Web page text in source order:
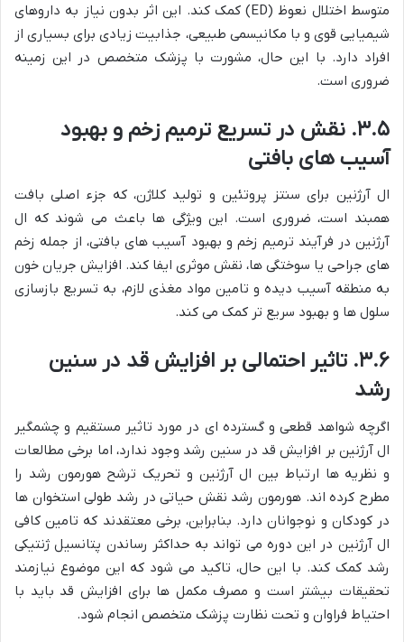
متوسط اختلال نعوظ (ED) کمک کند. این اثر بدون نیاز به داروهای
شیمیایی قوی و با مکانیسمی طبیعی، جذابیت زیادی برای بسیاری از
افراد دارد. با این حال، مشورت با پزشک متخصص در این زمینه
ضروری است.
۳.۵. نقش در تسریع ترمیم زخم و بهبود
آسیب های بافتی
ال آرژنین برای سنتز پروتئین و تولید کلاژن، که جزء اصلی بافت
همبند است، ضروری است. این ویژگی ها باعث می شوند که ال
آرژنین در فرآیند ترمیم زخم و بهبود آسیب های بافتی، از جمله زخم
های جراحی یا سوختگی ها، نقش موثری ایفا کند. افزایش جریان خون
به منطقه آسیب دیده و تامین مواد مغذی لازم، به تسریع بازسازی
سلول ها و بهبود سریع تر کمک می کند.
۳.۶. تاثیر احتمالی بر افزایش قد در سنین
رشد
اگرچه شواهد قطعی و گسترده ای در مورد تاثیر مستقیم و چشمگیر
ال آرژنین بر افزایش قد در سنین رشد وجود ندارد، اما برخی مطالعات
و نظریه ها ارتباط بین ال آرژنین و تحریک ترشح هورمون رشد را
مطرح کرده اند. هورمون رشد نقش حیاتی در رشد طولی استخوان ها
در کودکان و نوجوانان دارد. بنابراین، برخی معتقدند که تامین کافی
ال آرژنین در این دوره می تواند به حداکثر رساندن پتانسیل ژنتیکی
رشد کمک کند. با این حال، تاکید می شود که این موضوع نیازمند
تحقیقات بیشتر است و مصرف مکمل ها برای افزایش قد باید با
احتیاط فراوان و تحت نظارت پزشک متخصص انجام شود.